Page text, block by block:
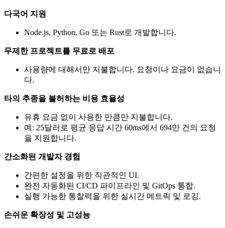
다국어 지원
Node.js, Python, Go 또는 Rust로 개발합니다.
무제한 프로젝트를 무료로 배포
사용량에 대해서만 지불합니다. 요청이나 요금이 없습니
다.
타의 추종을 불허하는 비용 효율성
유휴 요금 없이 사용한 만큼만 지불합니다.
예: 25달러로 평균 응답 시간 60ms에서 694만 건의 요청
을 지원합니다.
간소화된 개발자 경험
간편한 설정을 위한 직관적인 UI.
완전 자동화된 CI/CD 파이프라인 및 GitOps 통합.
실행 가능한 통찰력을 위한 실시간 메트릭 및 로깅.
손쉬운 확장성 및 고성능